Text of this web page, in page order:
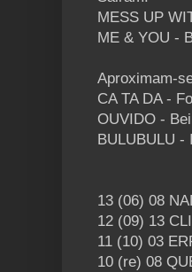
MESS UP
ME & YOU -
Aproximam-
CA TA DA -
OUVIDO -
BULUBULU -
13 (06) 08
12 (09) 13
11 (10) 03
10 (re) 08